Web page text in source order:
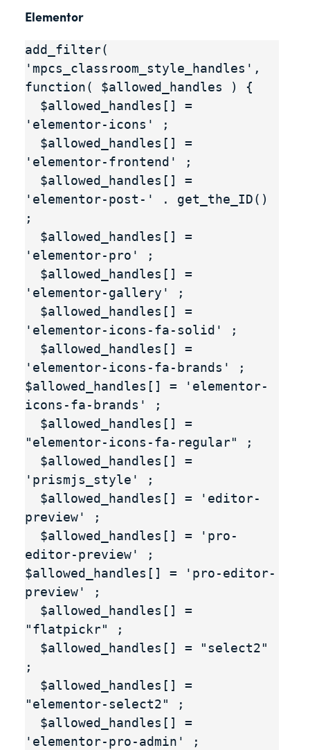
Elementor
add_filter(
'mpcs_classroom_style_handles',
function( $allowed_handles ) {
'elementor-icons' ;
'elementor-frontend' ;
'elementor-post-' . get_the_ID()
;
'elementor-pro' ;
'elementor-gallery' ;
'elementor-icons-fa-solid' ;
'elementor-icons-fa-brands' ;
$allowed_handles[] = 'elementor-
icons-fa-brands' ;
"elementor-icons-fa-regular" ;
'prismjs_style' ;
preview' ;
editor-preview' ;
$allowed_handles[] = 'pro-editor-
preview' ;
"flatpickr" ;
;
"elementor-select2" ;
'elementor-pro-admin' ;